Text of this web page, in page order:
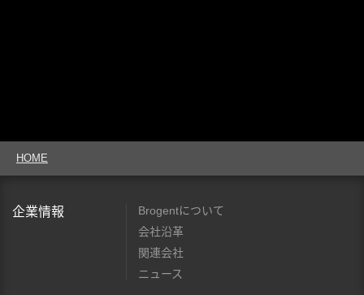
HOME
企業情報
Brogentについて
会社沿革
関連会社
ニュース